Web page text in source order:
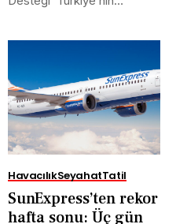
HavacılıkSeyahatTatil
SunExpress’ten rekor
hafta sonu: Üç gün